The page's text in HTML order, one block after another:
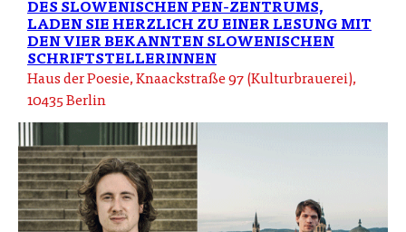
DES SLOWENISCHEN PEN-ZENTRUMS,
LADEN SIE HERZLICH ZU EINER LESUNG MIT
DEN VIER BEKANNTEN SLOWENISCHEN
SCHRIFTSTELLERINNEN
Haus der Poesie, Knaackstraße 97 (Kulturbrauerei),
10435 Berlin